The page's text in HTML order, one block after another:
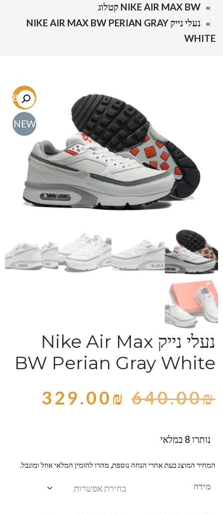
NIKE AIR MAX BW קטלוג
נעלי נייק NIKE AIR MAX BW PERIAN GRAY
WHITE
-48.6%
NEW
נעלי נייק Nike Air Max
BW Perian Gray White
640.00₪
329.00₪
נותרו 8 במלאי
המחיר המוצג כעת אחרי הנחה נוספת, מהרו להזמין המלאי אוזל ומוגבל.
מידה